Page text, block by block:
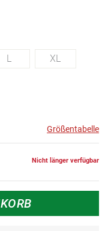
L XL
Größentabelle
Nicht länger verfügbar